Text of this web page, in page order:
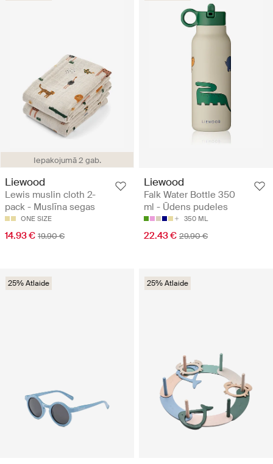
Iepakojumā 2 gab.
Liewood
Lewis muslin cloth 2-
pack - Muslīna segas
ONE SIZE
14.93 € 19.90 €
Liewood
Falk Water Bottle 350
ml - Ūdens pudeles
350 ML
22.43 € 29.90 €
25% Atlaide 25% Atlaide